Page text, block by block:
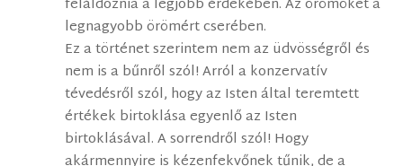
feláldoznia a legjobb érdekében. Az örömöket a
legnagyobb örömért cserében.
Ez a történet szerintem nem az üdvösségről és
nem is a bűnről szól! Arról a konzervatív
tévedésről szól, hogy az Isten által teremtett
értékek birtoklása egyenlő az Isten
birtoklásával. A sorrendről szól! Hogy